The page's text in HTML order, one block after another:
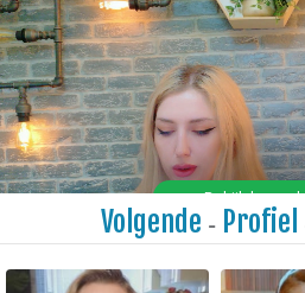
Volgende - Profiel